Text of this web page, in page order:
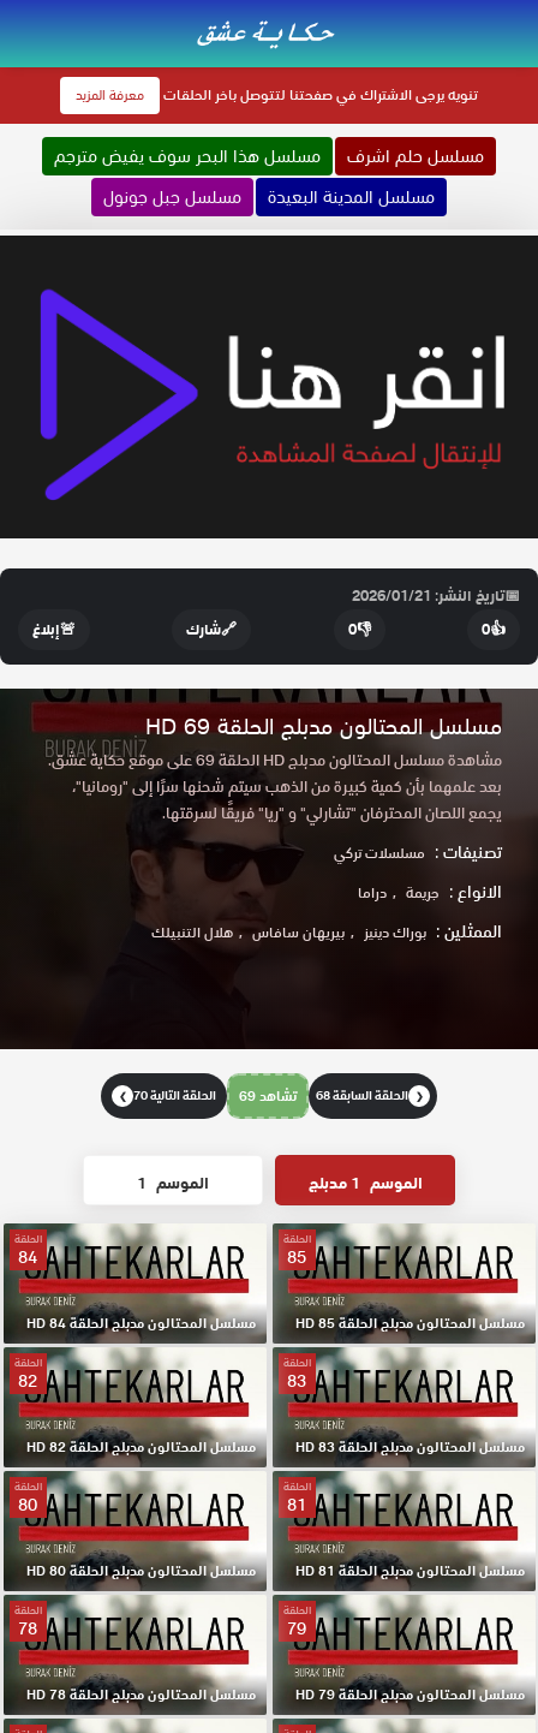
تنويهيرجى الاشتراك في صفحتنا لتتوصل باخر الحلقات معرفة المزيد
مسلسل حلم اشرف
مسلسل هذا البحر سوف يفيض مترجم
مسلسل المدينة البعيدة
مسلسل جبل جونول
📅تاريخ النشر: 2026/01/21
👍
0
👎
0
🔗شارك 🚨إبلاغ
مسلسل المحتالون مدبلج الحلقة 69 HD
مشاهدة مسلسل المحتالون مدبلج HD الحلقة 69 على موقع حكاية عشق.
بعد علمهما بأن كمية كبيرة من الذهب سيتم شحنها سرًا إلى "رومانيا"،
يجمع اللصان المحترفان "تشارلي" و "ريا" فريقًا لسرقتها.
تصنيفات : مسلسلات تركي
الانواع : جريمة دراما
الممثلين : بوراك دينيز بيريهان سافاس هلال التنبيلك
❮ الحلقة السابقة 68 تشاهد 69 الحلقة التالية 70 ❯
الموسم 1 مدبلج الموسم 1
الحلقة
85
مسلسل المحتالون مدبلج الحلقة 85 HD
الحلقة
84
مسلسل المحتالون مدبلج الحلقة 84 HD
الحلقة
83
مسلسل المحتالون مدبلج الحلقة 83 HD
الحلقة
82
مسلسل المحتالون مدبلج الحلقة 82 HD
الحلقة
81
مسلسل المحتالون مدبلج الحلقة 81 HD
الحلقة
80
مسلسل المحتالون مدبلج الحلقة 80 HD
الحلقة
79
مسلسل المحتالون مدبلج الحلقة 79 HD
الحلقة
78
مسلسل المحتالون مدبلج الحلقة 78 HD